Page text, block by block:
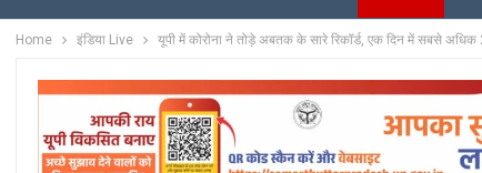
Home इंडिया Live यूपी में कोरोना ने तोड़े अबतक के सारे रिकॉर्ड, एक दिन में सबसे